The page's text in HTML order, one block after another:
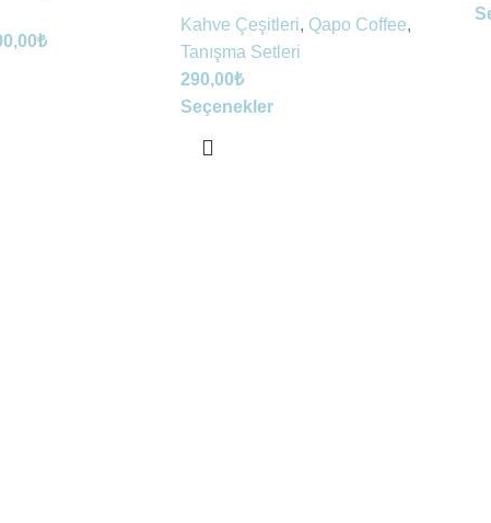
₺
Kahve Çeşitleri, Qapo Coffee,
Tanışma Setleri
290,00₺
Seçenekler